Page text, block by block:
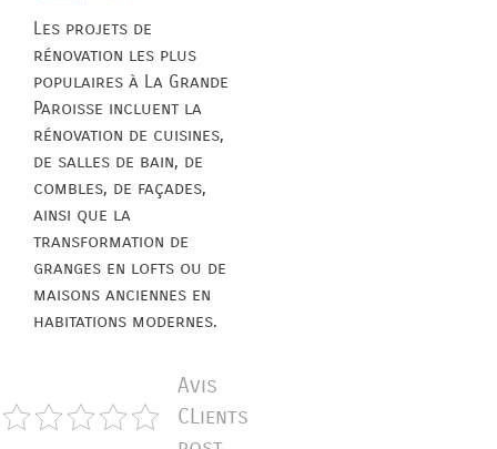
Les projets de
rénovation les plus
populaires à La Grande
Paroisse incluent la
rénovation de cuisines,
de salles de bain, de
combles, de façades,
ainsi que la
transformation de
granges en lofts ou de
maisons anciennes en
habitations modernes.
Avis
CLients